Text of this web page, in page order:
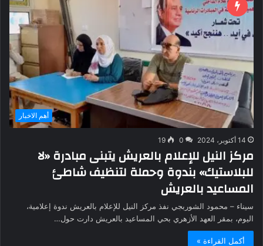
أهم الاخبار
14 أكتوبر، 2024 0
19
مركز النيل للإعلام بالعريش يتبنى مبادرة «لا
للبلاستيك» بندوة وحملة لتنظيف شاطئ
المساعيد بالعريش
سيناء – محمود الشوربجي نفذ مركز النيل للإعلام بالعريش ندوة إعلامية،
اليوم، بمقر العهد الأزهري بحي المساعيد بالعريش دارت حول…
أكمل القراءة »